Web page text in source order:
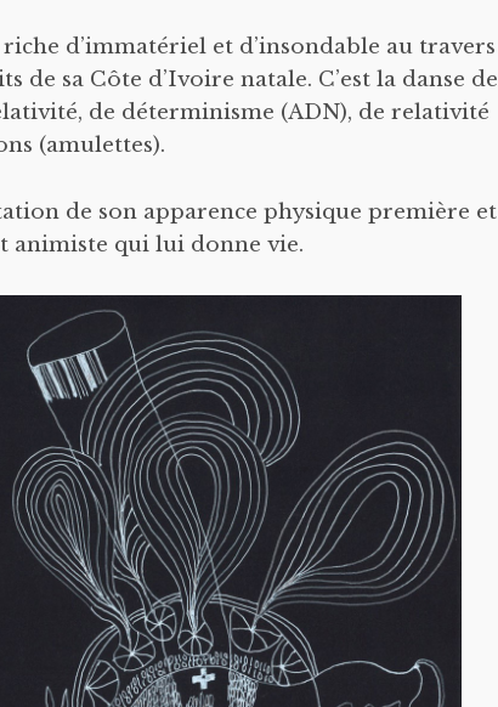
d’immatériel et d’insondable au travers
de sa Côte d’Ivoire natale. C’est la danse de
de déterminisme (ADN), de relativité
(amulettes).
de son apparence physique première et
animiste qui lui donne vie.